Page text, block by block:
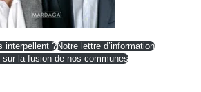
interpellent ?Notre lettre d’information
sur la fusion de nos communes